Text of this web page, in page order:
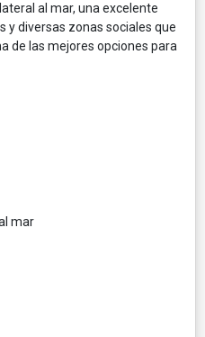
al mar, una excelente
y diversas zonas sociales que
de las mejores opciones para
mar